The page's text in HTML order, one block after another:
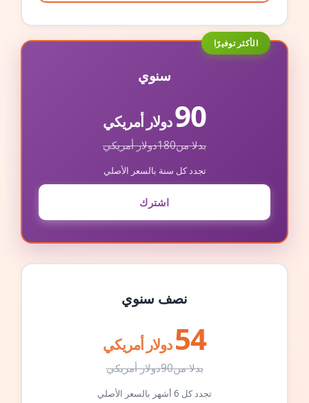
الأكثر توفيرًا
سنوي
90دولار أمريكي
بدلا من180دولار أمريكي
تجدد كل سنة بالسعر الأصلي
اشترك
نصف سنوي
54 دولار أمريكي
بدلا من90دولار أمريكي
تجدد كل 6 أشهر بالسعر الأصلي